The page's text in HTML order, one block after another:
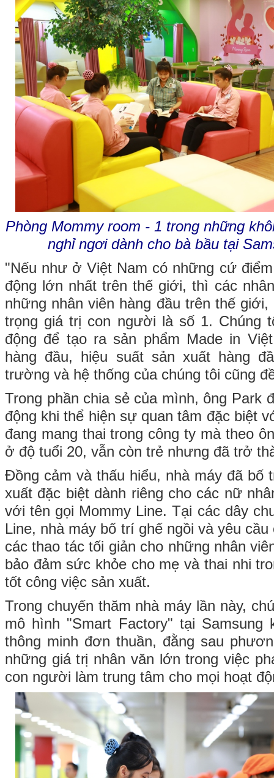
Phòng Mommy room - 1 trong những
nghỉ ngơi dành cho bà bầu tại
"Nếu như ở Việt Nam có những cứ
động lớn nhất trên thế giới, thì các
những nhân viên hàng đầu trên thế
trọng giá trị con người là số 1. Chúng
động để tạo ra sản phẩm Made in
hàng đầu, hiệu suất sản xuất hàng
trường và hệ thống của chúng tôi cũng
Trong phần chia sẻ của mình, ông Park
động khi thể hiện sự quan tâm đặc biệt
đang mang thai trong công ty mà theo
ở độ tuổi 20, vẫn còn trẻ nhưng đã trở
Đồng cảm và thấu hiểu, nhà máy đã bố
xuất đặc biệt dành riêng cho các nữ
với tên gọi Mommy Line. Tại các dây
Line, nhà máy bố trí ghế ngồi và yêu
các thao tác tối giản cho những nhân
bảo đảm sức khỏe cho mẹ và thai nhi
tốt công việc sản xuất.
Trong chuyến thăm nhà máy lần này,
mô hình "Smart Factory" tại Samsung
thông minh đơn thuần, đằng sau
những giá trị nhân văn lớn trong việc
con người làm trung tâm cho mọi hoạt